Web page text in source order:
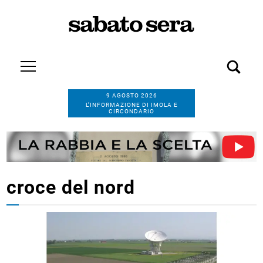
9 AGOSTO 2026
L’INFORMAZIONE DI IMOLA E
CIRCONDARIO
croce del nord